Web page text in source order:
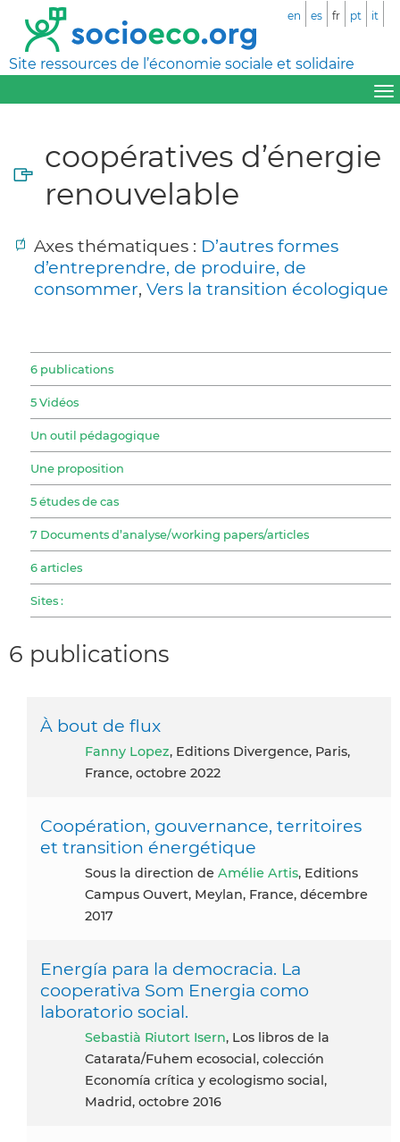
Site ressources de l’économie sociale et solidaire
en es fr pt it
coopératives d’énergie
renouvelable
Axes thématiques : D’autres formes
d’entreprendre, de produire, de
consommer, Vers la transition écologique
6 publications
5 Vidéos
Un outil pédagogique
Une proposition
5 études de cas
7 Documents d’analyse/working papers/articles
6 articles
Sites :
6 publications
À bout de flux
Fanny Lopez, Editions Divergence, Paris,
France, octobre 2022
Coopération, gouvernance, territoires
et transition énergétique
Sous la direction de Amélie Artis, Editions
Campus Ouvert, Meylan, France, décembre
2017
Energía para la democracia. La
cooperativa Som Energia como
laboratorio social.
Sebastià Riutort Isern, Los libros de la
Catarata/Fuhem ecosocial, colección
Economía crítica y ecologismo social,
Madrid, octobre 2016